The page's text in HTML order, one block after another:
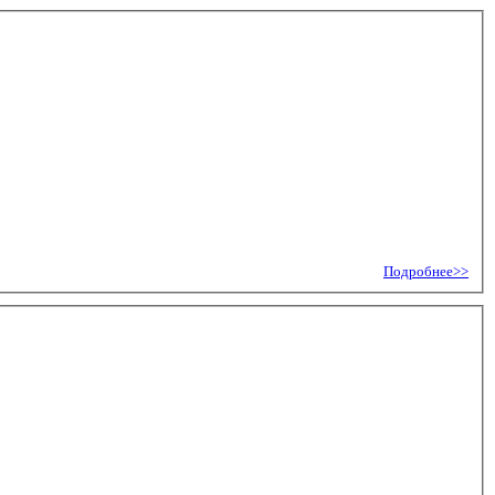
Подробнее>>